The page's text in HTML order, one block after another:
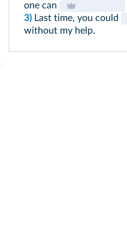
one can
3) Last time, you could
without my help.